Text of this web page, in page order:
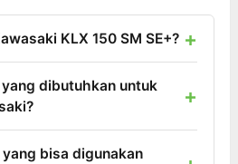
KLX 150 SM SE+?
dibutuhkan untuk
bisa digunakan